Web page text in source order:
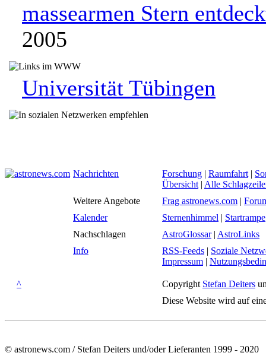
massearmen Stern
2005
Universität Tübingen
Nachrichten Forschung | Raumfahrt |
Übersicht | Alle
Weitere Angebote
Frag astronews.com |
Kalender
Sternenhimmel | Startrampe
Nachschlagen
AstroGlossar| AstroLinks
Info
RSS-Feeds | Soziale
Impressum |
^ Copyright Stefan Deiters
Diese Website wird auf
© astronews.com / Stefan Deiters und/oder Lieferanten 1999 - 2020